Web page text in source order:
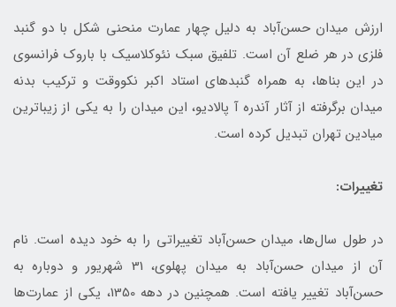
ارزش میدان حسن‌آباد به دلیل چهار عمارت منحنی شکل با دو گنبد
فلزی در هر ضلع آن است. تلفیق سبک نئوکلاسیک با باروک فرانسوی
در این بناها، به همراه گنبدهای استاد اکبر نکووقت و ترکیب بدنه
میدان برگرفته از آثار آندره آ پالادیو، این میدان را به یکی از زیباترین
میادین تهران تبدیل کرده است.
تغییرات:
در طول سال‌ها، میدان حسن‌آباد تغییراتی را به خود دیده است. نام
آن از میدان حسن‌آباد به میدان پهلوی، 31 شهریور و دوباره به
حسن‌آباد تغییر یافته است. همچنین در دهه 1350، یکی از عمارت‌ها